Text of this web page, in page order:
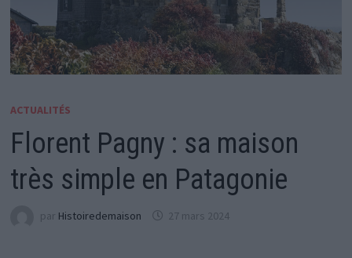
ACTUALITÉS
Florent Pagny : sa maison
très simple en Patagonie
par Histoiredemaison 27 mars 2024